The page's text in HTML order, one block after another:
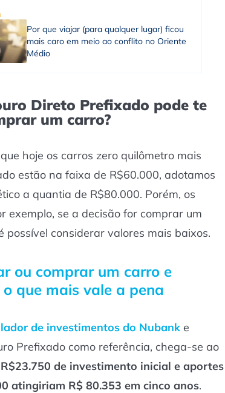
Por que viajar (para qualquer lugar) ficou
mais caro em meio ao conflito no Oriente
Médio
Direto Prefixado pode te
um carro?
hoje os carros zero quilômetro mais
estão na faixa de R$60.000, adotamos
a quantia de R$80.000. Porém, os
exemplo, se a decisão for comprar um
possível considerar valores mais baixos.
ou comprar um carro e
o que mais vale a pena
de investimentos do Nubank e
Prefixado como referência, chega-se ao
R$23.750 de investimento inicial e aportes
atingiriam R$ 80.353 em cinco anos.